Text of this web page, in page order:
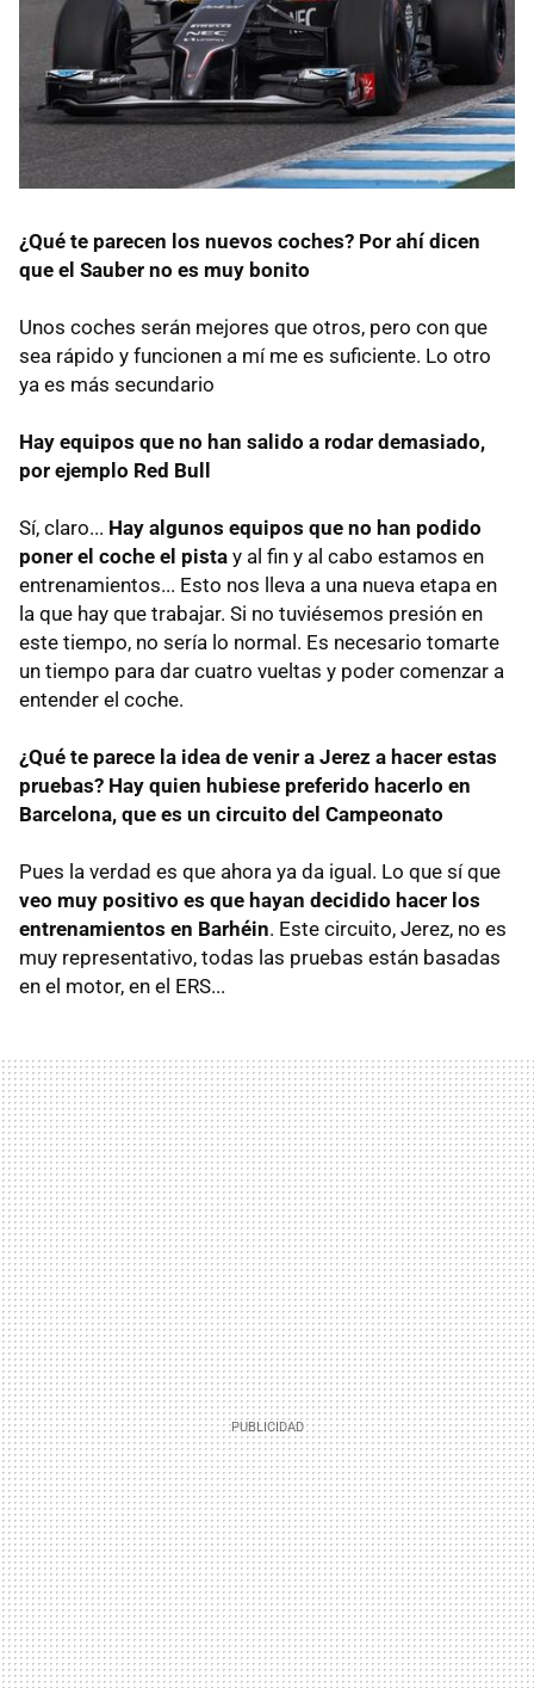
¿Qué te parecen los nuevos coches? Por ahí dicen
que el Sauber no es muy bonito
Unos coches serán mejores que otros, pero con que
sea rápido y funcionen a mí me es suficiente. Lo otro
ya es más secundario
Hay equipos que no han salido a rodar demasiado,
por ejemplo Red Bull
Sí, claro... Hay algunos equipos que no han podido
poner el coche el pista y al fin y al cabo estamos en
entrenamientos... Esto nos lleva a una nueva etapa en
la que hay que trabajar. Si no tuviésemos presión en
este tiempo, no sería lo normal. Es necesario tomarte
un tiempo para dar cuatro vueltas y poder comenzar a
entender el coche.
¿Qué te parece la idea de venir a Jerez a hacer estas
pruebas? Hay quien hubiese preferido hacerlo en
Barcelona, que es un circuito del Campeonato
Pues la verdad es que ahora ya da igual. Lo que sí que
veo muy positivo es que hayan decidido hacer los
entrenamientos en Barhéin. Este circuito, Jerez, no es
muy representativo, todas las pruebas están basadas
en el motor, en el ERS...